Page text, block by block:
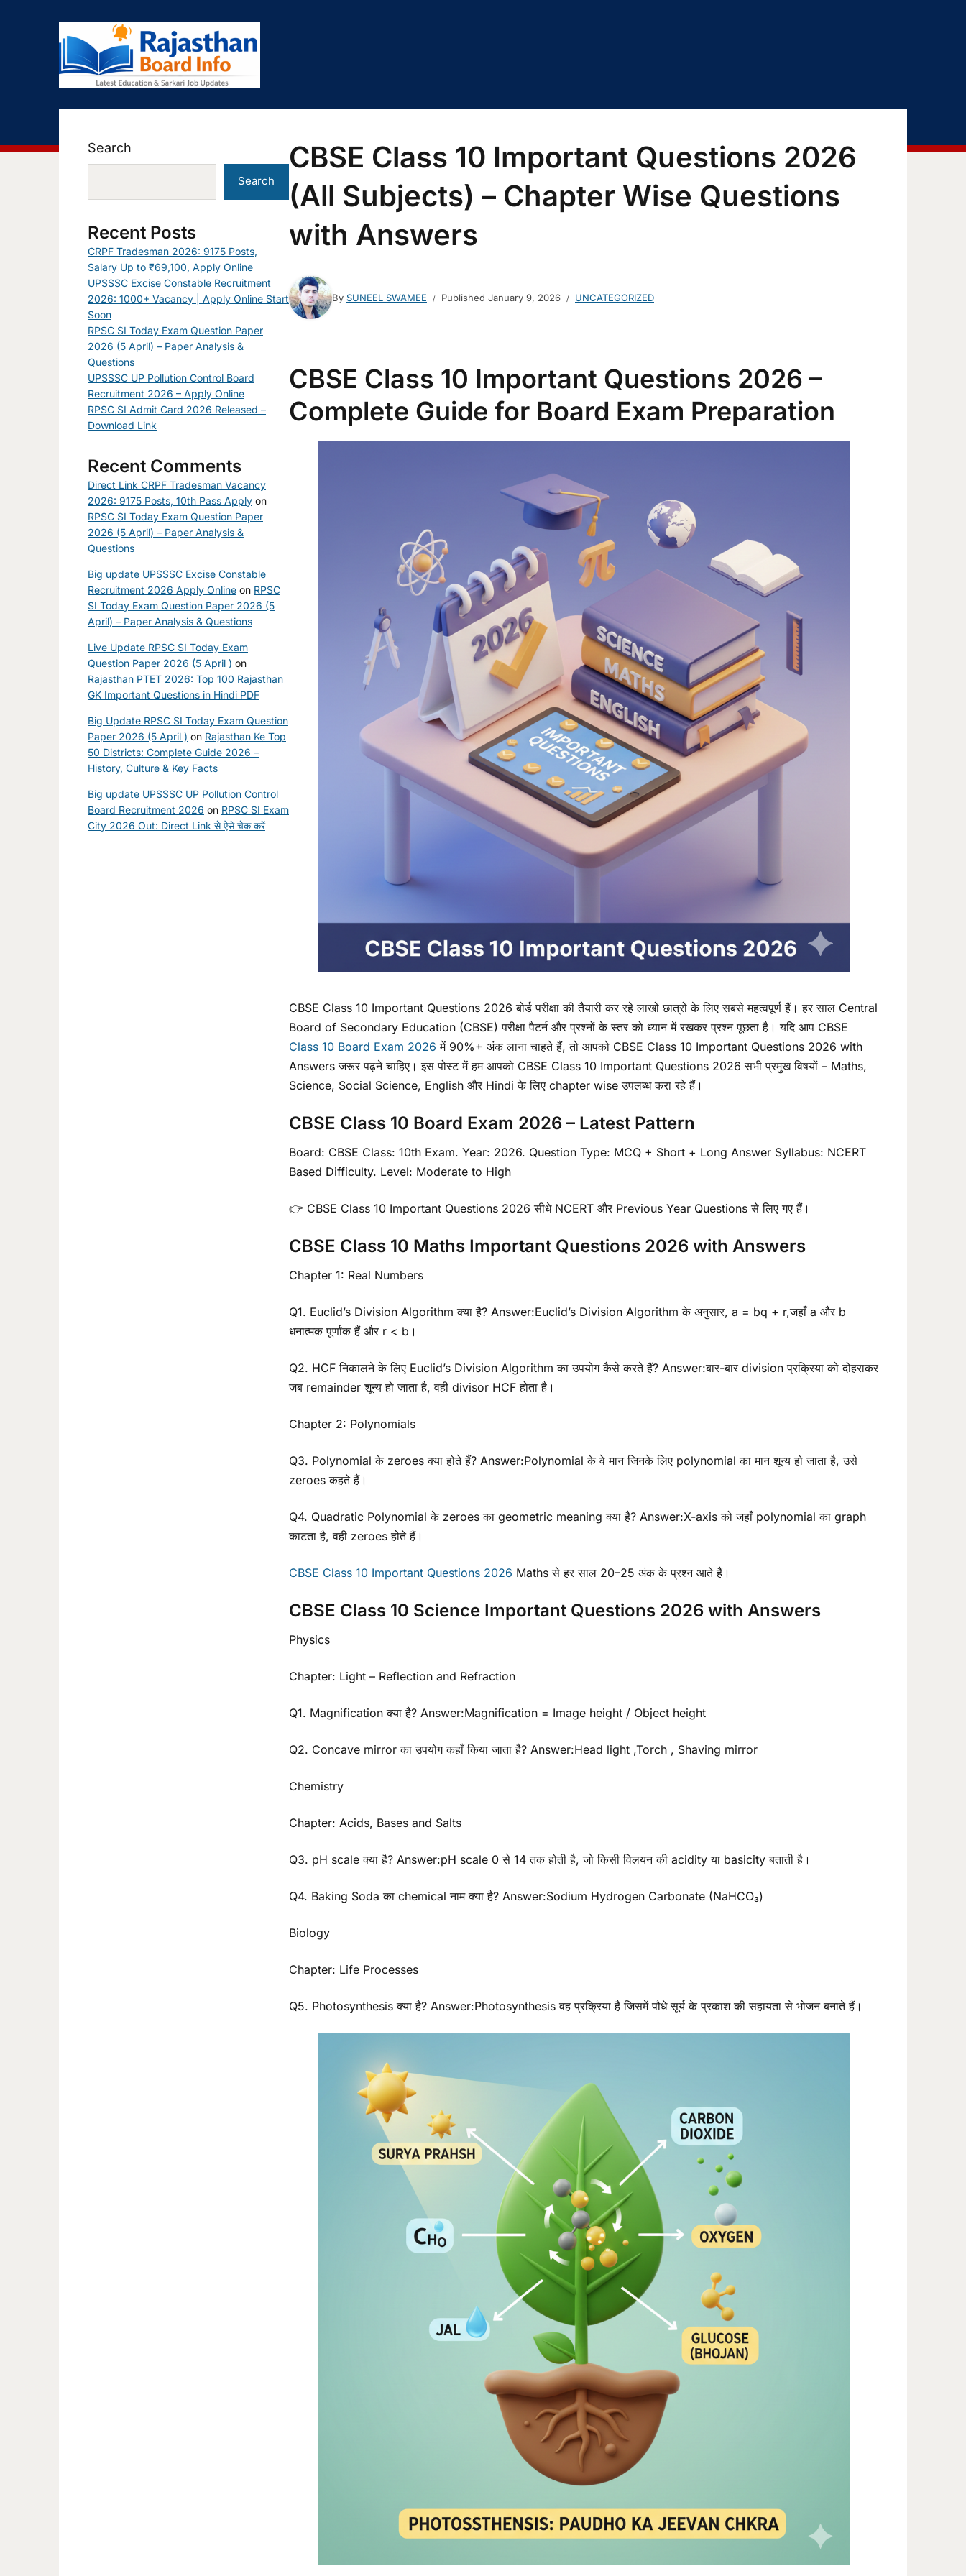
CBSE Class 10 Important Questions 2026
(All Subjects) – Chapter Wise Questions
with Answers
By SUNEEL SWAMEE Published January 9, 2026 UNCATEGORIZED
CBSE Class 10 Important Questions 2026 –
Complete Guide for Board Exam Preparation
CBSE Class 10 Important Questions 2026 बोर्ड परीक्षा की तैयारी कर रहे लाखों छात्रों के लिए सबसे महत्वपूर्ण हैं। हर साल Central
Board of Secondary Education (CBSE) परीक्षा पैटर्न और प्रश्नों के स्तर को ध्यान में रखकर प्रश्न पूछता है। यदि आप CBSE
Class 10 Board Exam 2026 में 90%+ अंक लाना चाहते हैं, तो आपको CBSE Class 10 Important Questions 2026 with
Answers जरूर पढ़ने चाहिए। इस पोस्ट में हम आपको CBSE Class 10 Important Questions 2026 सभी प्रमुख विषयों – Maths,
Science, Social Science, English और Hindi के लिए chapter wise उपलब्ध करा रहे हैं।
CBSE Class 10 Board Exam 2026 – Latest Pattern
Board: CBSE Class: 10th Exam. Year: 2026. Question Type: MCQ + Short + Long Answer Syllabus: NCERT
Based Difficulty. Level: Moderate to High
👉 CBSE Class 10 Important Questions 2026 सीधे NCERT और Previous Year Questions से लिए गए हैं।
CBSE Class 10 Maths Important Questions 2026 with Answers
Chapter 1: Real Numbers
Q1. Euclid’s Division Algorithm क्या है? Answer:Euclid’s Division Algorithm के अनुसार, a = bq + r,जहाँ a और b
धनात्मक पूर्णांक हैं और r < b।
Q2. HCF निकालने के लिए Euclid’s Division Algorithm का उपयोग कैसे करते हैं? Answer:बार-बार division प्रक्रिया को दोहराकर
जब remainder शून्य हो जाता है, वही divisor HCF होता है।
Chapter 2: Polynomials
Q3. Polynomial के zeroes क्या होते हैं? Answer:Polynomial के वे मान जिनके लिए polynomial का मान शून्य हो जाता है, उसे
zeroes कहते हैं।
Q4. Quadratic Polynomial के zeroes का geometric meaning क्या है? Answer:X-axis को जहाँ polynomial का graph
काटता है, वही zeroes होते हैं।
CBSE Class 10 Important Questions 2026 Maths से हर साल 20–25 अंक के प्रश्न आते हैं।
CBSE Class 10 Science Important Questions 2026 with Answers
Physics
Chapter: Light – Reflection and Refraction
Q1. Magnification क्या है? Answer:Magnification = Image height / Object height
Q2. Concave mirror का उपयोग कहाँ किया जाता है? Answer:Head light ,Torch , Shaving mirror
Chemistry
Chapter: Acids, Bases and Salts
Q3. pH scale क्या है? Answer:pH scale 0 से 14 तक होती है, जो किसी विलयन की acidity या basicity बताती है।
Q4. Baking Soda का chemical नाम क्या है? Answer:Sodium Hydrogen Carbonate (NaHCO₃)
Biology
Chapter: Life Processes
Q5. Photosynthesis क्या है? Answer:Photosynthesis वह प्रक्रिया है जिसमें पौधे सूर्य के प्रकाश की सहायता से भोजन बनाते हैं।
Search
Search
Recent Posts
CRPF Tradesman 2026: 9175 Posts,
Salary Up to ₹69,100, Apply Online
UPSSSC Excise Constable Recruitment
2026: 1000+ Vacancy | Apply Online Start
Soon
RPSC SI Today Exam Question Paper
2026 (5 April) – Paper Analysis &
Questions
UPSSSC UP Pollution Control Board
Recruitment 2026 – Apply Online
RPSC SI Admit Card 2026 Released –
Download Link
Recent Comments
Direct Link CRPF Tradesman Vacancy
2026: 9175 Posts, 10th Pass Apply on
RPSC SI Today Exam Question Paper
2026 (5 April) – Paper Analysis &
Questions
Big update UPSSSC Excise Constable
Recruitment 2026 Apply Online on RPSC
SI Today Exam Question Paper 2026 (5
April) – Paper Analysis & Questions
Live Update RPSC SI Today Exam
Question Paper 2026 (5 April ) on
Rajasthan PTET 2026: Top 100 Rajasthan
GK Important Questions in Hindi PDF
Big Update RPSC SI Today Exam Question
Paper 2026 (5 April ) on Rajasthan Ke Top
50 Districts: Complete Guide 2026 –
History, Culture & Key Facts
Big update UPSSSC UP Pollution Control
Board Recruitment 2026 on RPSC SI Exam
City 2026 Out: Direct Link से ऐसे चेक करें